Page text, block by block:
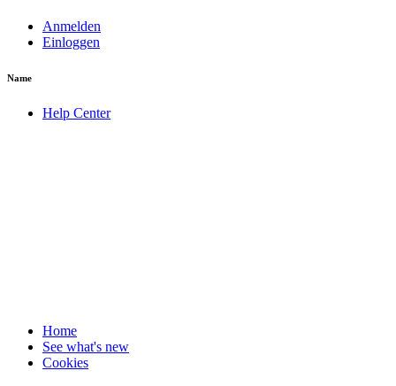
Anmelden
Einloggen
Name
Help Center
Home
See what's new
Cookies